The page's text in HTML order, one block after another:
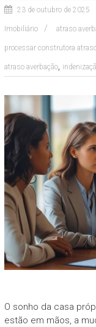
23 de outubro de 2025
Imobiliário atraso
processar construtora
atraso averbação,
O sonho da casa
estão em mãos, a